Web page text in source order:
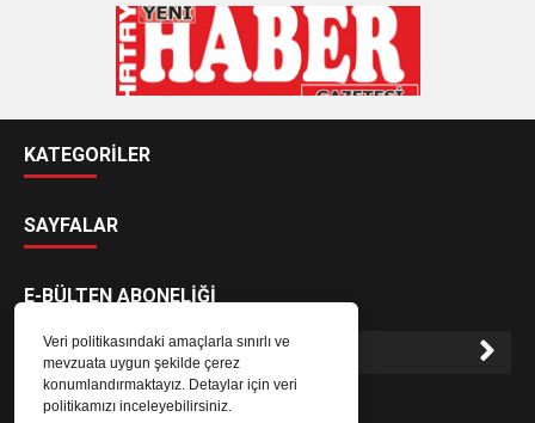
Veri politikasındaki amaçlarla sınırlı ve
mevzuata uygun şekilde çerez
konumlandırmaktayız. Detaylar için veri
politikamızı inceleyebilirsiniz.
KATEGORİLER
SAYFALAR
E-BÜLTEN ABONELİĞİ
E-Bülten aboneliği ile haberlere daha hızlı erişin.